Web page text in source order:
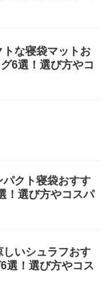
トな寝袋マットお
6選！選び方やコ
パクト寝袋おすす
！選び方やコスパ
しいシュラフおす
選！選び方やコス